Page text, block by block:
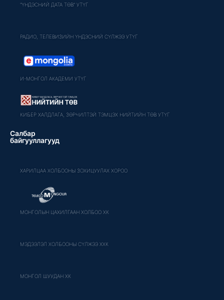
"ҮНДЭСНИЙ ДАТА ТӨВ" УТҮГ
РАДИО, ТЕЛЕВИЗИЙН ҮНДЭСНИЙ СҮЛЖЭЭ УТҮГ
И-МОНГОЛ АКАДЕМИ УТҮГ
КИБЕР ХАЛДЛАГА, ЗӨРЧИЛТЭЙ ТЭМЦЭХ НИЙТИЙН ТӨВ УТҮГ
Салбар
байгууллагууд
ХАРИЛЦАА ХОЛБООНЫ ЗОХИЦУУЛАХ ХОРОО
МОНГОЛЫН ЦАХИЛГААН ХОЛБОО ХК
МЭДЭЭЛЭЛ ХОЛБООНЫ СҮЛЖЭЭ ХХК
МОНГОЛ ШУУДАН ХК